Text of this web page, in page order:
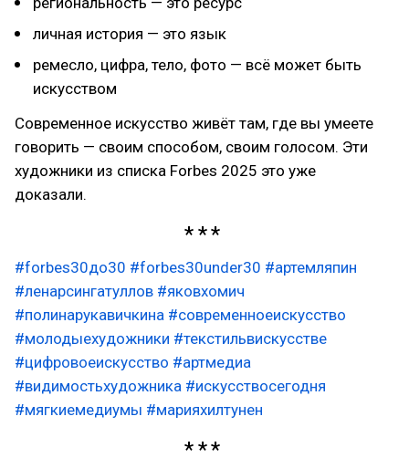
личная история — это язык
ремесло, цифра, тело, фото — всё может быть
искусством
Современное искусство живёт там, где вы умеете
говорить — своим способом, своим голосом. Эти
художники из списка Forbes 2025 это уже
доказали.
#forbes30до30 #forbes30under30 #артемляпин
#ленарсингатуллов #яковхомич
#полинарукавичкина #современноеискусство
#молодыехудожники #текстильвискусстве
#цифровоеискусство #артмедиа
#видимостьхудожника #искусствосегодня
#мягкиемедиумы #марияхилтунен